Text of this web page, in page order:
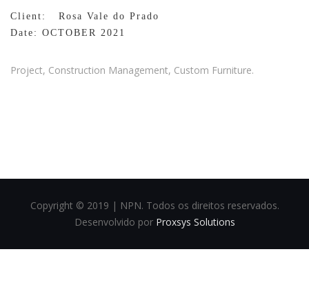
Client: Rosa Vale do Prado
Date: OCTOBER 2021
Project, Construction Management, Custom Furniture.
Copyright © 2019 | NPN. Todos os direitos reservados.
Desenvolvido por Proxsys Solutions